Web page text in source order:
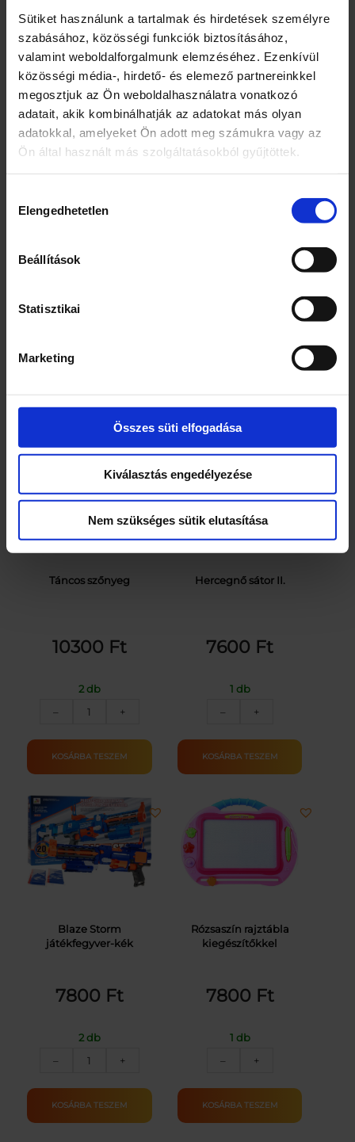
Sütiket használunk a tartalmak és hirdetések személyre
szabásához, közösségi funkciók biztosításához,
valamint weboldalforgalmunk elemzéséhez. Ezenkívül
közösségi média-, hirdető- és elemező partnereinkkel
megosztjuk az Ön weboldalhasználatra vonatkozó
adatait, akik kombinálhatják az adatokat más olyan
adatokkal, amelyeket Ön adott meg számukra vagy az
Ön által használt más szolgáltatásokból gyűjtöttek.
kiválasztása
Elengedhetetlen
Beállítások
Statisztikai
Marketing
Összes süti elfogadása
Kiválasztás engedélyezése
Nem szükséges sütik elutasítása
együttműködés: Ösztönzi a többi gyermekkel
való közös játékot, az együttműködés, a fair
play szabályok és az egészséges versengés
tanítását.Előnyök a gyermek számára:
Támogatja a pszichomotoros fejlődést és a
koncentrációt.Serkenti a képzeletet és önálló
játékra ösztönöz.Barátságos módon
felébreszti az autózás iránti szenvedélyt.A
fából készült autócsúszda egy egyedülálló
fantasztikus szórakozást. Az élénk színek, a
gyermek számára. Bármilyen alkalomra remek
és szórakozást garantál!
Kapcsolódó termékek
Táncos szőnyeg
10300 Ft
2 db
–
Táncos
mennyiség
+
KOSÁRBA TESZEM
Hercegnő sátor II.
7600 Ft
1 db
–
II.
mennyiség
+
KOSÁRBA TESZEM
Blaze Storm
játékfegyver-kék
7800 Ft
2 db
–
Blaze
játékfegyver-
kék
+
KOSÁRBA TESZEM
Rózsaszín rajztábla
kiegészítőkkel
7800 Ft
1 db
–
kiegészítőkkel
mennyiség
+
KOSÁRBA TESZEM